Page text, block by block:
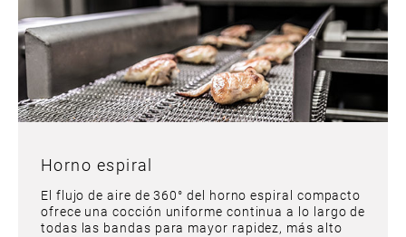
Horno espiral
El flujo de aire de 360° del horno espiral compacto
ofrece una cocción uniforme continua a lo largo de
todas las bandas para mayor rapidez, más alto